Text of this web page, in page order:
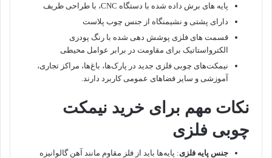
پایه های برش داده شده با دستگاه CNC، با طراحی ظریف
دارای پشتی و نشیمنگاه از جنس چوب پلاست
قسمت های فلزی پوشش دهی شده با رنگ پودری
الکترواستاتیک برای مقاومت در برابر عوامل محیطی
نیمکت‌های چوبی فلزی جدید در پارک‌ها، باغ‌ها، مراکز تجاری،
آموزشی و سایر فضاهای عمومی کاربرد دارند.
نکات مهم برای خرید نیمکت
چوبی فلزی
جنس پایه فلزی: پایه‌ها باید از فلز مقاوم مانند آهن گالوانیزه